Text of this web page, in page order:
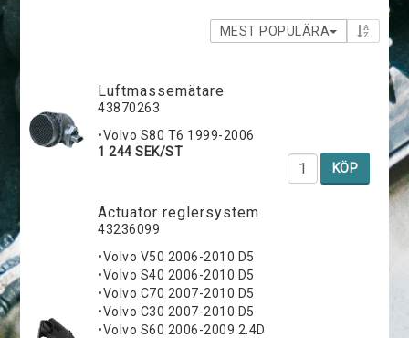
MEST POPULÄRA
Luftmassemätare
43870263
•Volvo S80 T6 1999-2006
1 244 SEK/ST
KÖP
Actuator reglersystem
43236099
•Volvo V50 2006-2010 D5
•Volvo S40 2006-2010 D5
•Volvo C70 2007-2010 D5
•Volvo C30 2007-2010 D5
•Volvo S60 2006-2009 2.4D